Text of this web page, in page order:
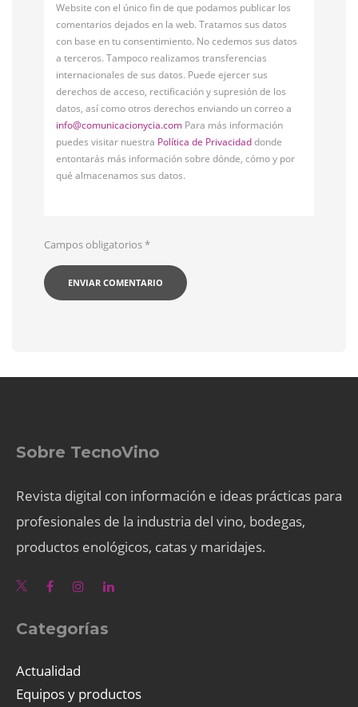
Website con el único fin de que podamos publicar los
comentarios dejados en la web. Tratamos sus datos
con base en tu consentimiento. No cedemos sus datos
a terceros. Tampoco realizamos transferencias
internacionales de sus datos. Puede ejercer sus
derechos de acceso, rectificación y supresión de los
datos, así como otros derechos enviando un correo a
info@comunicacionycia.com Para más información
puedes visitar nuestra Política de Privacidaddonde
entontarás más información sobre dónde, cómo y por
qué almacenamos sus datos.
Campos obligatorios*
Sobre TecnoVino
Revista digital con información e ideas prácticas para
profesionales de la industria del vino, bodegas,
productos enológicos, catas y maridajes.
Categorías
Actualidad
Equipos y productos